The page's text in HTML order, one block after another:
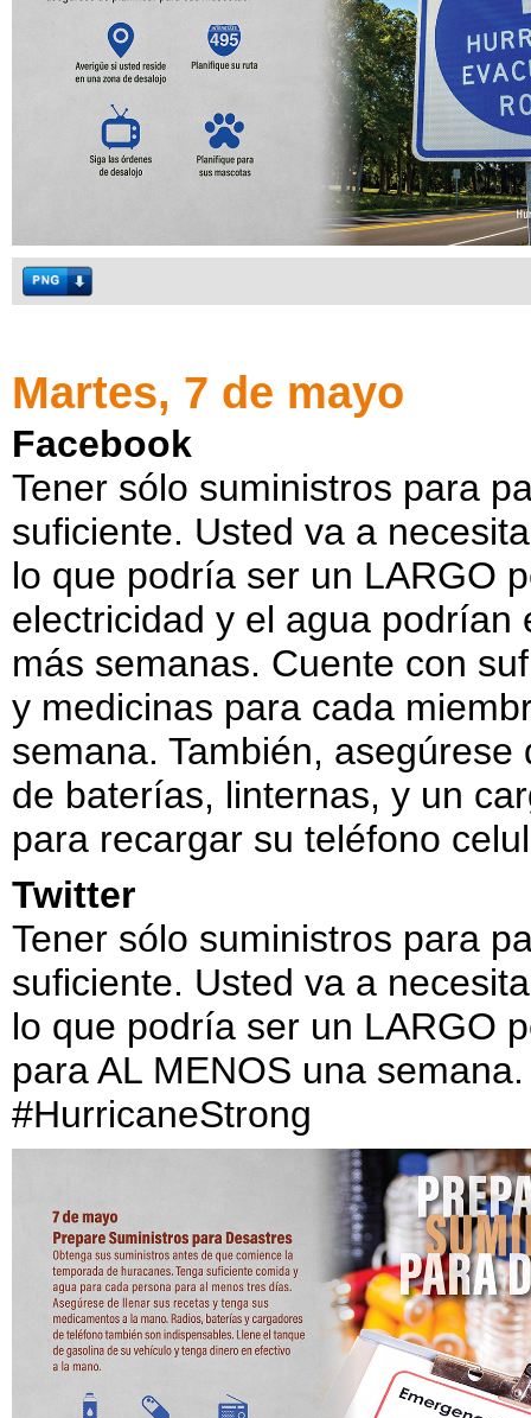
Martes, 7 de mayo
Facebook
Tener sólo suministros para
suficiente. Usted va a
lo que podría ser un LARGO
electricidad y el agua
más semanas. Cuente con
y medicinas para cada
semana. También,
de baterías, linternas, y un
para recargar su teléfono
Twitter
Tener sólo suministros para
suficiente. Usted va a
lo que podría ser un LARGO
para AL MENOS una
#HurricaneStrong